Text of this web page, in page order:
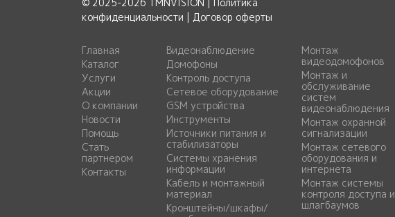
конфиденциальности | Договор оферты
Главная
Каталог
Услуги
Акции
О компании
Новости
Помощь
Стать
партнером
Контакты
Видеонаблюдение
Домофоны
Контроль доступа
Сетевое оборудование
GSM устройства
Инструменты
Источники питания и
стабилизаторы
Системы хранения
информации
Кабель и монтажный
материал
Кронштейны/шкафы/
Монтаж
видеодомофонов
Монтаж и
обслуживание
систем
видеонаблюдения
Монтаж охранной
сигнализации
Монтаж сетевого
оборудования и
интернета
Монтаж системы
контроля доступа и
шлагбаумов